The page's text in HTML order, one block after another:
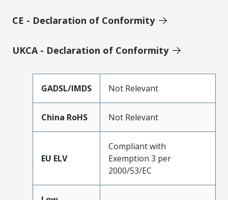
CE - Declaration of Conformity
UKCA - Declaration of Conformity
GADSL/IMDS Not Relevant
China RoHS Not Relevant
EU ELV
Compliant with
Exemption 3 per
2000/53/EC